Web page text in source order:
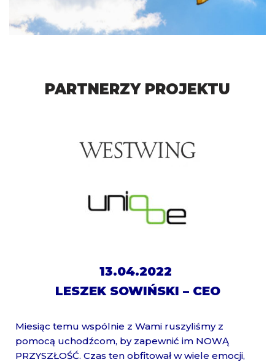
PARTNERZY PROJEKTU
13.04.2022
LESZEK SOWIŃSKI – CEO
Miesiąc temu wspólnie z Wami ruszyliśmy z
pomocą uchodźcom, by zapewnić im NOWĄ
PRZYSZŁOŚĆ. Czas ten obfitował w wiele emocji,